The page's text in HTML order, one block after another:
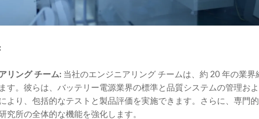
リング チーム: 当社のエンジニアリング チームは、約 20 年の業界
す。彼らは、バッテリー電源業界の標準と品質システムの管理お
より、包括的なテストと製品評価を実施できます。さらに、専門
究所の全体的な機能を強化します。